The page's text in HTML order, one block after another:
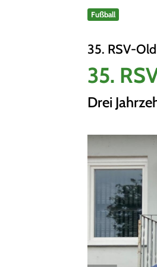
Fußball
35. RSV-
35.
Drei
Unser
Sportsuche
Ausfälle